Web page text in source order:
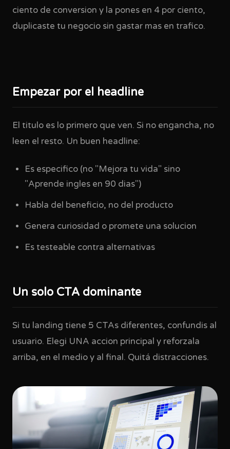
ciento de conversion y la pones en 4 por ciento,
duplicaste tu negocio sin gastar mas en trafico.
Empezar por el headline
El titulo es lo primero que ven. Si no engancha, no
leen el resto. Un buen headline:
Es especifico (no "Mejora tu vida" sino
"Aprende ingles en 90 dias")
Habla del beneficio, no del producto
Genera curiosidad o promete una solucion
Es testeable contra alternativas
Un solo CTA dominante
Si tu landing tiene 5 CTAs diferentes, confundis al
usuario. Elegi UNA accion principal y reforzala
arriba, en el medio y al final. Quitá distracciones.